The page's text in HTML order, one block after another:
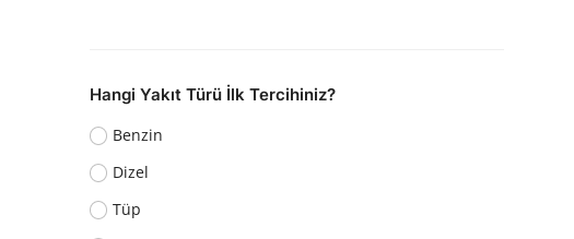
Hangi Yakıt Türü İlk Tercihiniz?
Benzin
Dizel
Tüp